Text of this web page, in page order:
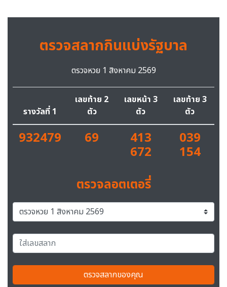
ตรวจสลากกินแบ่งรัฐบาล
ตรวจหวย 1 สิงหาคม 2569
รางวัลที่ 1
เลขท้าย 2
ตัว
เลขหน้า 3
ตัว
เลขท้าย 3
ตัว
932479 69 413
672
039
154
ตรวจลอตเตอรี่
ตรวจสลากของคุณ